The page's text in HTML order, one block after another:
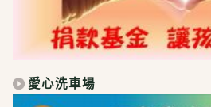
愛心洗車場